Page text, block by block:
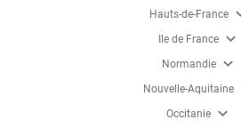
Hauts-de-France
Ile de France expand_more
Normandie expand_more
Nouvelle-Aquitaine
Occitanie expand_more